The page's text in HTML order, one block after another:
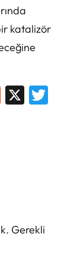
katalizör
Reddit
X
Gerekli